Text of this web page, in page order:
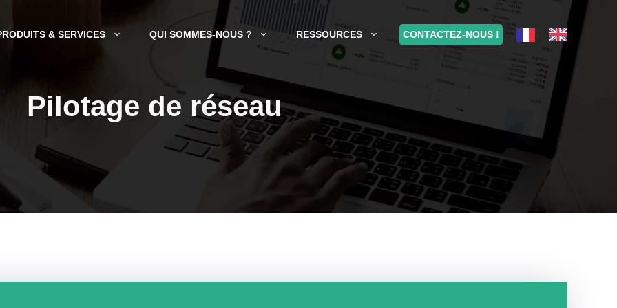
& SERVICES QUI SOMMES-NOUS ? RESSOURCES CONTACTEZ-NOUS !
Pilotage de réseau